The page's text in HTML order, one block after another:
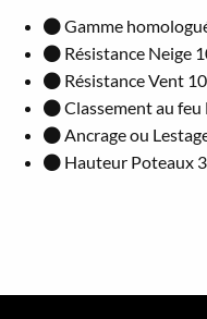
Gamme
Résistance Neige
Résistance Vent
Classement au feu
Ancrage ou
Hauteur Poteaux